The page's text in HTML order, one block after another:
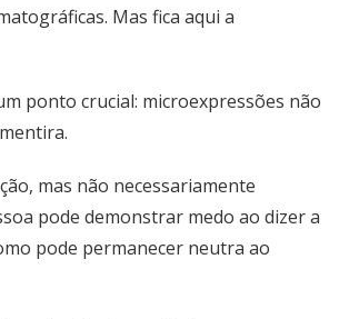
Mas fica aqui a
ponto crucial: microexpressões não
mas não necessariamente
pode demonstrar medo ao dizer a
pode permanecer neutra ao